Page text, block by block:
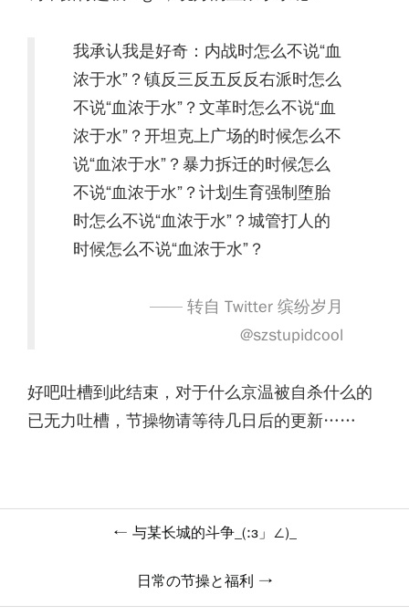
我承认我是好奇：内战时怎么不说“血
浓于水”？镇反三反五反反右派时怎么
不说“血浓于水”？文革时怎么不说“血
浓于水”？开坦克上广场的时候怎么不
说“血浓于水”？暴力拆迁的时候怎么
不说“血浓于水”？计划生育强制堕胎
时怎么不说“血浓于水”？城管打人的
时候怎么不说“血浓于水”？
—— 转自 Twitter 缤纷岁月
‏@szstupidcool
好吧吐槽到此结束，对于什么京温被自杀什么的
已无力吐槽，节操物请等待几日后的更新……
与某长城的斗争_(:з」∠)_
日常の节操と福利